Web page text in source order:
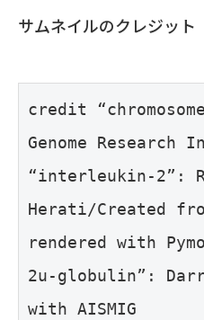
サムネイルのクレジット
credit
Genome
“interleukin-2”:
Herati/Created
rendered with
2u-globulin”:
with AISMIG